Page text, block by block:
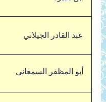
عبد القادر الجيلاني
أبو المظفر السمعاني